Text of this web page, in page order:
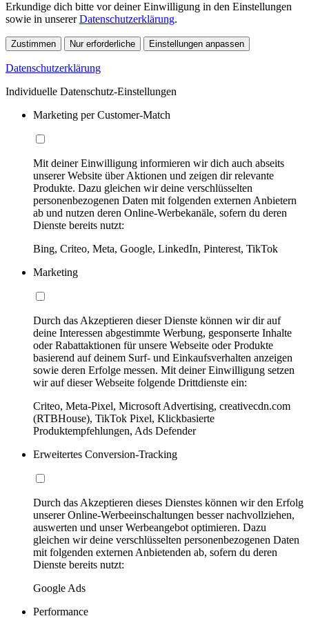
Erkundige dich bitte vor deiner Einwilligung in den Einstellungen
sowie in unsererDatenschutzerklärung.
Zustimmen Nur erforderliche Einstellungen anpassen
Datenschutzerklärung
Individuelle Datenschutz-Einstellungen
Marketing per Customer-Match
Mit deiner Einwilligung informieren wir dich auch abseits
unserer Website über Aktionen und zeigen dir relevante
Produkte. Dazu gleichen wir deine verschlüsselten
personenbezogenen Daten mit folgenden externen Anbietern
ab und nutzen deren Online-Werbekanäle, sofern du deren
Dienste bereits nutzt:
Bing, Criteo, Meta, Google, LinkedIn, Pinterest, TikTok
Marketing
Durch das Akzeptieren dieser Dienste können wir dir auf
deine Interessen abgestimmte Werbung, gesponserte Inhalte
oder Rabattaktionen für unsere Webseite oder Produkte
basierend auf deinem Surf- und Einkaufsverhalten anzeigen
sowie deren Erfolge messen. Mit deiner Einwilligung setzen
wir auf dieser Webseite folgende Drittdienste ein:
Criteo, Meta-Pixel, Microsoft Advertising, creativecdn.com
(RTBHouse), TikTok Pixel, Klickbasierte
Produktempfehlungen, Ads Defender
Erweitertes Conversion-Tracking
Durch das Akzeptieren dieses Dienstes können wir den Erfolg
unserer Online-Werbeeinschaltungen besser nachvollziehen,
auswerten und unser Werbeangebot optimieren. Dazu
gleichen wir deine verschlüsselten personenbezogenen Daten
mit folgenden externen Anbietenden ab, sofern du deren
Dienste bereits nutzt:
Google Ads
Performance